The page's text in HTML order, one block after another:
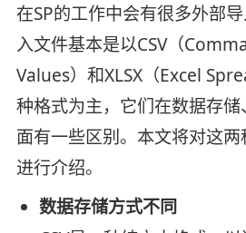
在SP的工作中会有很多外部
入文件基本是以CSV（
Values）和XLSX（Excel
种格式为主，它们在数据存
面有一些区别。本文将对这
进行介绍。
数据存储方式不同